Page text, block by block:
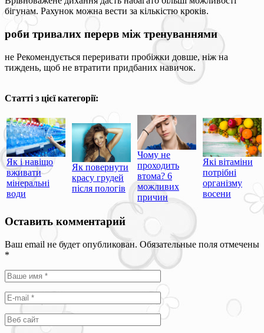
бігунам. Рахунок можна вести за кількістю кроків.
роби тривалих перерв між тренуваннями
не Рекомендується переривати пробіжки довше, ніж на
тиждень, щоб не втратити придбаних навичок.
Статті з цієї категорії:
Як і навіщо
вживати
мінеральні
води
Як повернути
красу грудей
після пологів
Чому не
проходить
втома? 6
можливих
причин
Які вітаміни
потрібні
організму
восени
Оставить комментарий
Ваш email не будет опубликован. Обязательные поля отмечены
*